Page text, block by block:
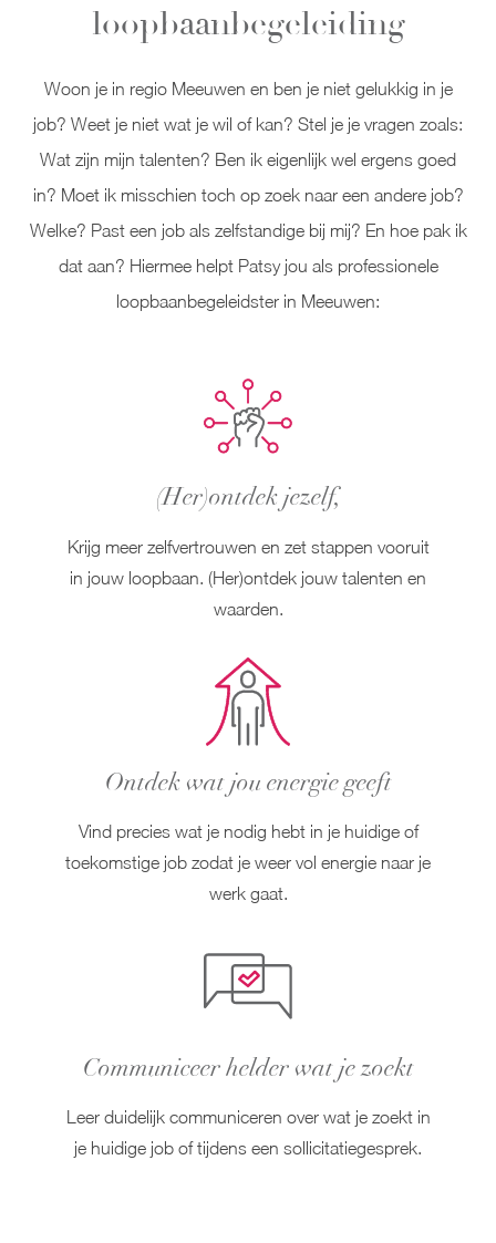
loopbaanbegeleiding
Woon je in regio Meeuwen en ben je niet gelukkig in je
job? Weet je niet wat je wil of kan? Stel je je vragen zoals:
Wat zijn mijn talenten? Ben ik eigenlijk wel ergens goed
in? Moet ik misschien toch op zoek naar een andere job?
Welke? Past een job als zelfstandige bij mij? En hoe pak ik
dat aan? Hiermee helpt Patsy jou als professionele
loopbaanbegeleidster in Meeuwen:
(Her)ontdek jezelf,
Krijg meer zelfvertrouwen en zet stappen vooruit
in jouw loopbaan. (Her)ontdek jouw talenten en
waarden.
Ontdek wat jou energie geeft
Vind precies wat je nodig hebt in je huidige of
toekomstige job zodat je weer vol energie naar je
werk gaat.
Communiceer helder wat je zoekt
Leer duidelijk communiceren over wat je zoekt in
je huidige job of tijdens een sollicitatiegesprek.